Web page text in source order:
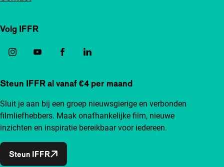
Volg IFFR
Steun IFFR al vanaf €4 per maand
Sluit je aan bij een groep nieuwsgierige en verbonden
filmliefhebbers. Maak onafhankelijke film, nieuwe
inzichten en inspiratie bereikbaar voor iedereen.
Steun IFFR